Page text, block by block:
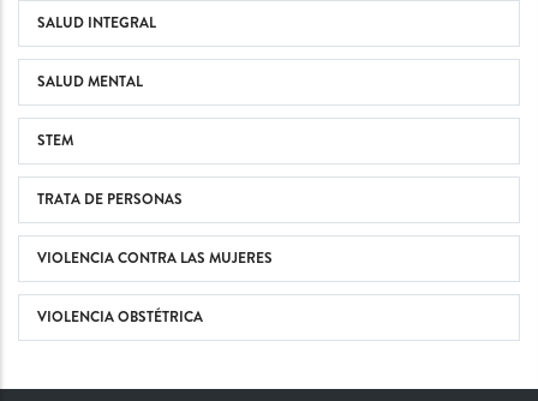
SALUD INTEGRAL
SALUD MENTAL
STEM
TRATA DE PERSONAS
VIOLENCIA CONTRA LAS MUJERES
VIOLENCIA OBSTÉTRICA